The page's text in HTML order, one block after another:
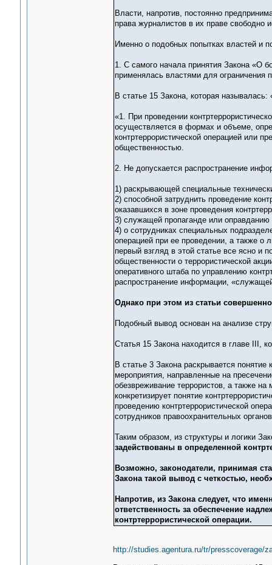
Власти, напротив, постоянно
права журналистов в их праве свободно
Именно о подобных попытках властей и
1. С самого начала принятия Закона «О
применялась властями для ограничения
В статье 15 Закона, которая
«1. При проведении
осуществляется в формах и объеме,
контртеррористической операцией или
общественностью.
2. Не допускается распространение
1) раскрывающей специальные
2) способной затруднить проведение
оказавшихся в зоне проведения
3) служащей пропаганде или оправданию
4) о сотрудниках специальных
операцией при ее проведении, а также о
первый взгляд в этой статье все ясно и
общественности о террористической
оперативного штаба по управлению
распространение информации,
Однако при этом из статьи
Подобный вывод основан на анализе
Статья 15 Закона находится в главе III,
В статье 3 Закона раскрывается
мероприятия, направленные на
обезвреживание террористов, а также
конкретизирует понятие
проведению контртеррористической
сотрудников правоохранительных
Таким образом, из структуры и логики
задействованы в определенной
Возможно, законодатели, принимая
Закона такой вывод с четкостью,
Напротив, из Закона следует, что
ответственность за обеспечение
контртеррористической операции.
http://studies.agentura.ru/tr/presscoverage/